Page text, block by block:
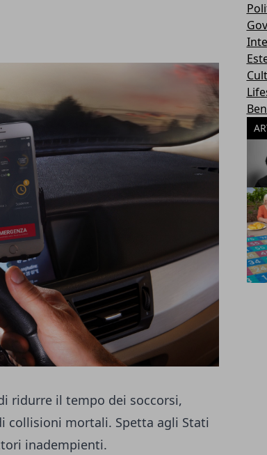
ridurre il tempo dei soccorsi,
collisioni mortali. Spetta agli Stati
inadempienti.